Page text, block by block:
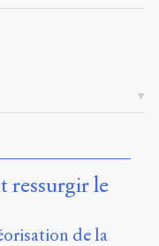
ressurgir le
de la